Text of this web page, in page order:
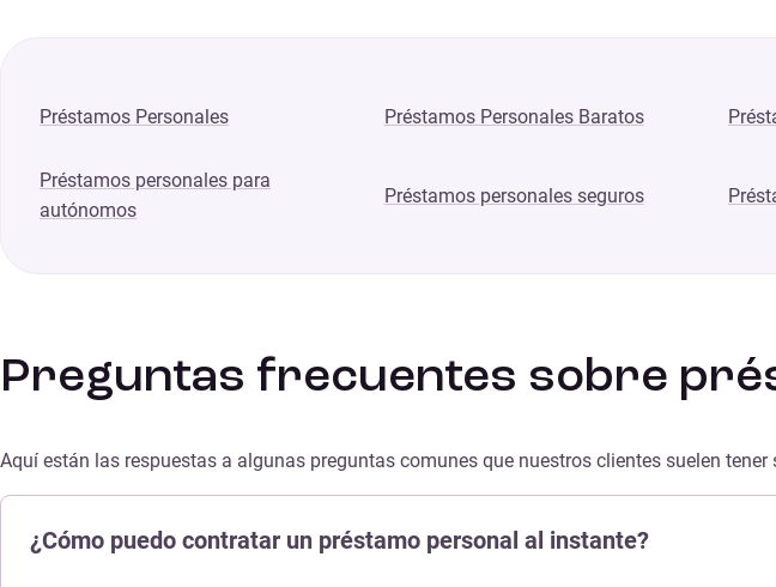
Préstamos Personales Préstamos Personales Baratos
Préstamos personales para
autónomos
Préstamos personales seguros
Preguntas frecuentes sobre
Aquí están las respuestas a algunas preguntas comunes que nuestros clientes suelen
¿Cómo puedo contratar un préstamo personal al instante?